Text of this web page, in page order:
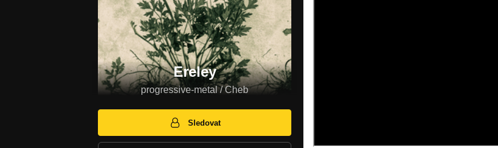
Ereley
progressive-metal / Cheb
Sledovat